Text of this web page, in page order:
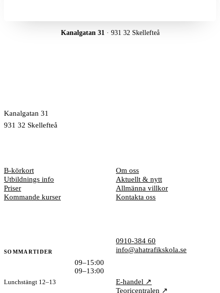
Kanalgatan 31· 931 32 Skellefteå
Kanalgatan 31
931 32 Skellefteå
B-körkort
Utbildnings info
Priser
Kommande kurser
Om oss
Aktuellt & nytt
Allmänna villkor
Kontakta oss
SOMMARTIDER
09–15:00
09–13:00
Lunchstängt 12–13
0910-384 60
info@ahatrafikskola.se
E-handel ↗
Teoricentralen ↗